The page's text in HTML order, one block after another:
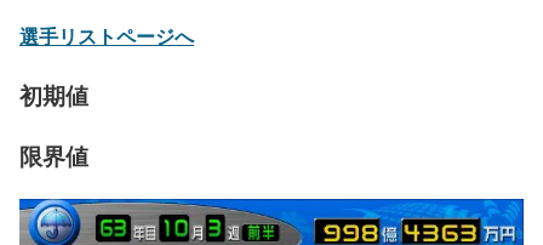
選手リストページへ
初期値
限界値